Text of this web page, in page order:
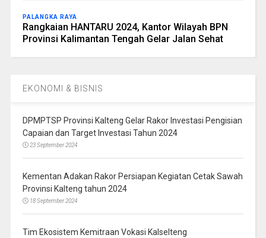
PALANGKA RAYA
Rangkaian HANTARU 2024, Kantor Wilayah BPN
Provinsi Kalimantan Tengah Gelar Jalan Sehat
EKONOMI & BISNIS
DPMPTSP Provinsi Kalteng Gelar Rakor Investasi Pengisian
Capaian dan Target Investasi Tahun 2024
23 September 2024
Kementan Adakan Rakor Persiapan Kegiatan Cetak Sawah
Provinsi Kalteng tahun 2024
18 September 2024
Tim Ekosistem Kemitraan Vokasi Kalselteng